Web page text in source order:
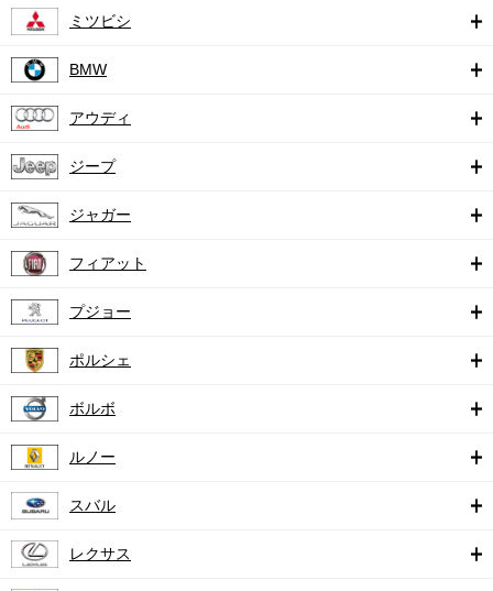
ミツビシ
BMW
アウディ
ジープ
ジャガー
フィアット
プジョー
ポルシェ
ボルボ
ルノー
スバル
レクサス